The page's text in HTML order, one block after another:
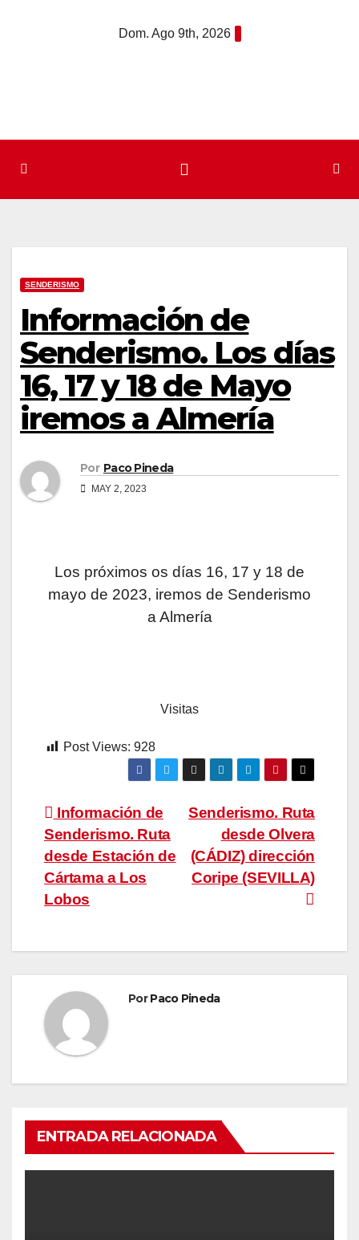
Dom. Ago 9th, 2026
SENDERISMO
Información de
Senderismo. Los días
16, 17 y 18 de Mayo
iremos a Almería
Por Paco Pineda
MAY 2, 2023
Los próximos os días 16, 17 y 18 de
mayo de 2023, iremos de Senderismo
a Almería
Visitas
Post Views: 928
Navegación
de
entradas
Senderismo. Ruta
desde Olvera
(CÁDIZ) dirección
Coripe (SEVILLA)
Información de
Senderismo. Ruta
desde Estación de
Cártama a Los
Lobos
PorPaco Pineda
ENTRADA RELACIONADA